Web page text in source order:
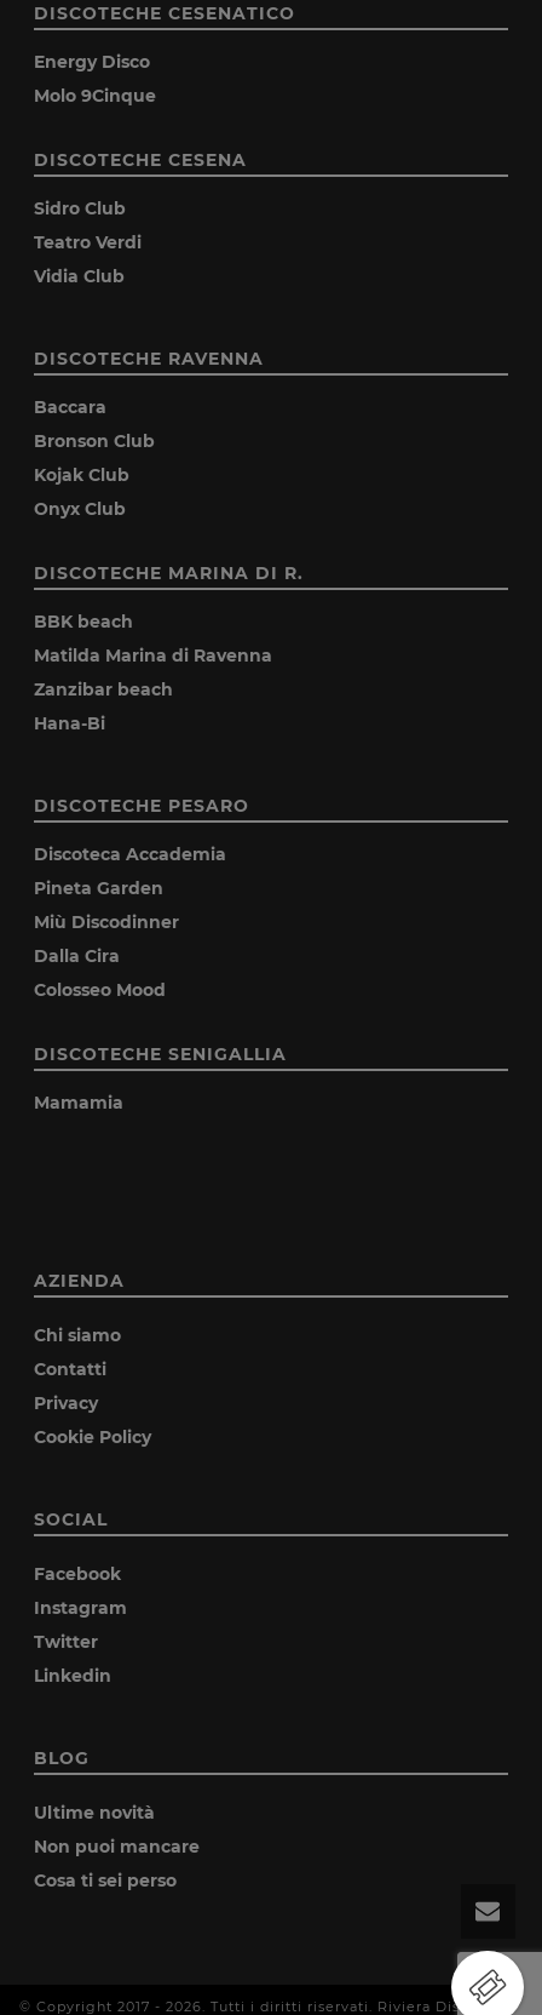
DISCOTECHE CESENATICO
Energy Disco
Molo 9Cinque
DISCOTECHE CESENA
Sidro Club
Teatro Verdi
Vidia Club
DISCOTECHE RAVENNA
Baccara
Bronson Club
Kojak Club
Onyx Club
DISCOTECHE MARINA DI R.
BBK beach
Matilda Marina di Ravenna
Zanzibar beach
Hana-Bi
DISCOTECHE PESARO
Discoteca Accademia
Pineta Garden
Miù Discodinner
Dalla Cira
Colosseo Mood
DISCOTECHE SENIGALLIA
Mamamia
AZIENDA
Chi siamo
Contatti
Privacy
Cookie Policy
SOCIAL
Facebook
Instagram
Twitter
Linkedin
BLOG
Ultime novità
Non puoi mancare
Cosa ti sei perso
© Copyright 2017 - 2026 . Tutti i diritti riservati. Riviera Disco P.IVA